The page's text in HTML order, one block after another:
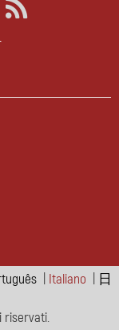
Italiano
日
riservati.